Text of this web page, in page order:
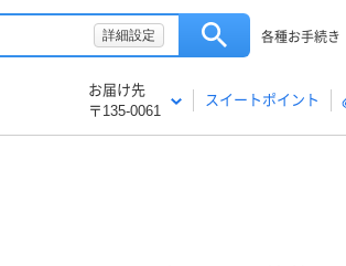
詳細設定 各種お手続き
お届け先
〒135-0061
スイートポイント